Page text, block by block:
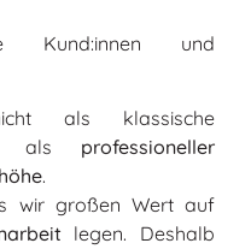
Kund:innen und
als klassische
als professioneller
.
wir großen Wert auf
legen. Deshalb